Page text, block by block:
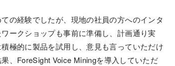
の経験でしたが、現地の社員の方へのインタ
ークショップも事前に準備し、計画通り実
極的に製品を試用し、意見も言っていただけ
、ForeSight Voice Miningを導入していただ